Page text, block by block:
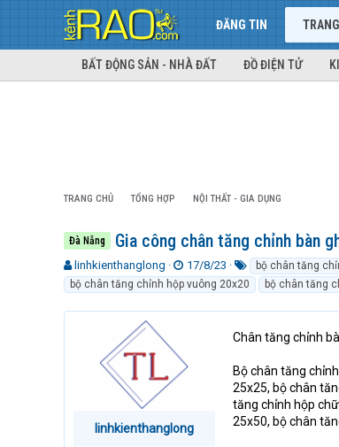
ĐĂNG TIN
BẤT ĐỘNG SẢN - NHÀ ĐẤT ĐỒ ĐIỆN TỬ
TRANG CHỦ TỔNG HỢP NỘI THẤT - GIA DỤNG
Đà Nẵng Gia công chân tăng chỉnh bàn
T
h
r
e
linhkienthanglong
N
g
à
y
i
17/8/23
ừ
k
h
a
bộ chân tăng
bộ chân tăng chỉnh hộp vuông 20x20
bộ chân tăng
linhkienthanglong
Chân tăng chỉnh
Bộ chân tăng
25x25, bộ chân
tăng chỉnh hộp
25x50, bộ chân